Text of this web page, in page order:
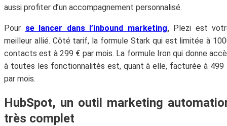
aussi profiter d’un accompagnement personnalisé.
Pour se lancer dans l’inbound marketing, Plezi est
meilleur allié. Côté tarif, la formule Stark qui est limitée à
contacts est à 299 € par mois. La formule Iron qui donne
à toutes les fonctionnalités est, quant à elle, facturée à 499
par mois.
HubSpot, un outil marketing
très complet